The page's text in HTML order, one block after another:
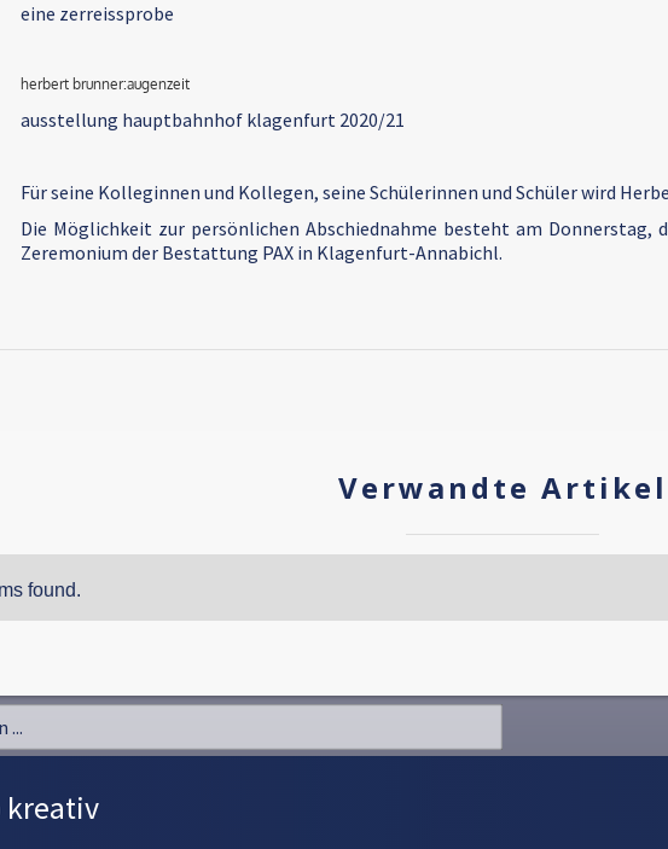
eine zerreissprobe
herbert brunner:augenzeit
ausstellung hauptbahnhof klagenfurt 2020/21
Für seine Kolleginnen und Kollegen, seine Schülerinnen und Schüler wird
Die Möglichkeit zur persönlichen Abschiednahme besteht am Donnerstag,
Zeremonium der Bestattung PAX in Klagenfurt-Annabichl.
Verwandte Artikel
found.
kreativ